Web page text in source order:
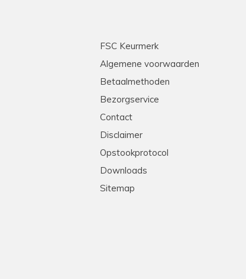
FSC Keurmerk
Algemene voorwaarden
Betaalmethoden
Bezorgservice
Contact
Disclaimer
Opstookprotocol
Downloads
Sitemap